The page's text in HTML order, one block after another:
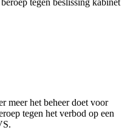
tegen beslissing kabinet
meer het beheer doet voor
tegen het verbod op een